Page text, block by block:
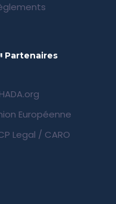
Partenaires
Européenne
Legal / CARO